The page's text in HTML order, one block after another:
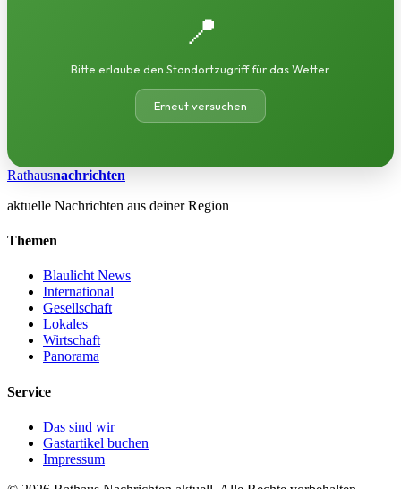
📍
Bitte erlaube den Standortzugriff für das Wetter.
Erneut versuchen
Rathausnachrichten
aktuelle Nachrichten aus deiner Region
Themen
Blaulicht News
International
Gesellschaft
Lokales
Wirtschaft
Panorama
Service
Das sind wir
Gastartikel buchen
Impressum